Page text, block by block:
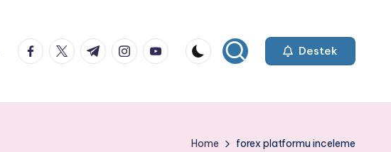
facebook.com
twitter.com
t.me instagram.com
youtube.com Destek
Home forex platformu inceleme